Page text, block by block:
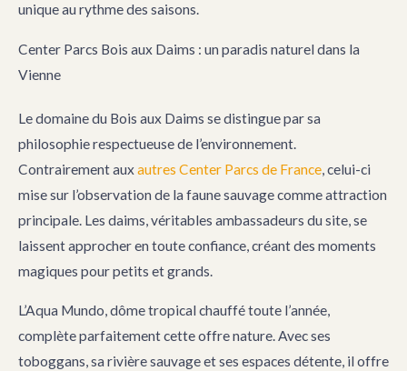
unique au rythme des saisons.
Center Parcs Bois aux Daims : un paradis naturel dans la
Vienne
Le domaine du Bois aux Daims se distingue par sa
philosophie respectueuse de l’environnement.
Contrairement auxautres Center Parcs de France, celui-ci
mise sur l’observation de la faune sauvage comme attraction
principale. Les daims, véritables ambassadeurs du site, se
laissent approcher en toute confiance, créant des moments
magiques pour petits et grands.
L’Aqua Mundo, dôme tropical chauffé toute l’année,
complète parfaitement cette offre nature. Avec ses
toboggans, sa rivière sauvage et ses espaces détente, il offre